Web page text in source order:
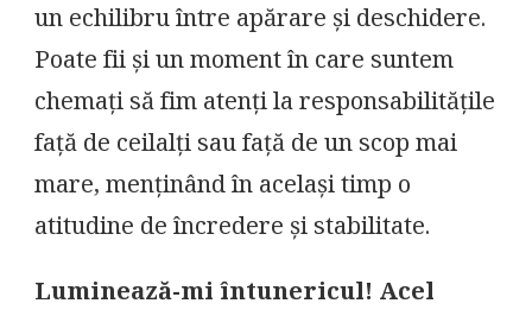
un echilibru între apărare și deschidere.
Poate fii și un moment în care suntem
chemați să fim atenți la responsabilitățile
față de ceilalți sau față de un scop mai
mare, menținând în același timp o
atitudine de încredere și stabilitate.
Luminează-mi întunericul! Acel